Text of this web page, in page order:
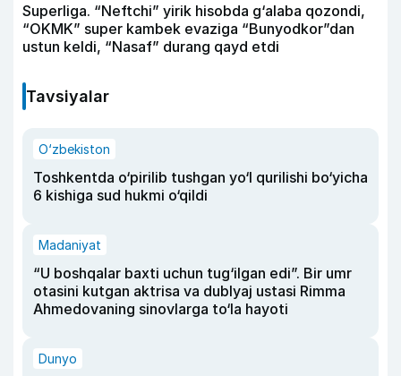
Superliga. “Neftchi” yirik hisobda g‘alaba qozondi,
“OKMK” super kambek evaziga “Bunyodkor”dan
ustun keldi, “Nasaf” durang qayd etdi
Tavsiyalar
O‘zbekiston
Toshkentda o‘pirilib tushgan yo‘l qurilishi bo‘yicha
6 kishiga sud hukmi o‘qildi
Madaniyat
“U boshqalar baxti uchun tug‘ilgan edi”. Bir umr
otasini kutgan aktrisa va dublyaj ustasi Rimma
Ahmedovaning sinovlarga to‘la hayoti
Dunyo